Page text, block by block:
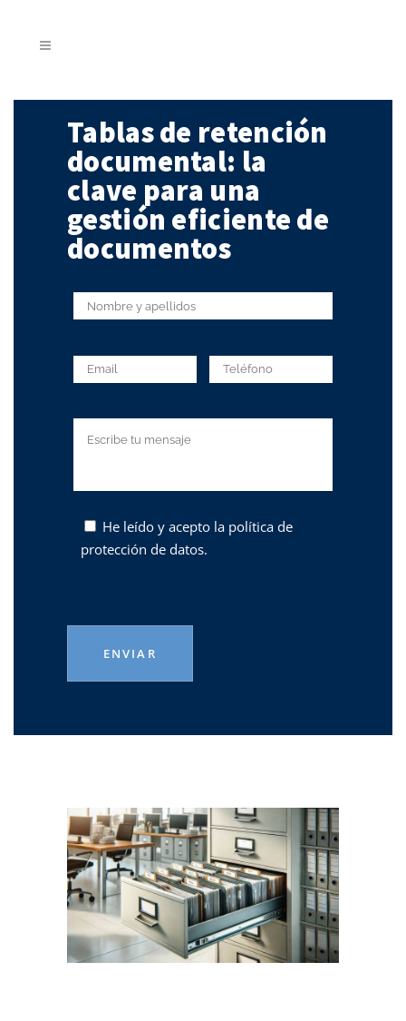
Tablas de retención
documental: la
clave para una
gestión eficiente de
documentos
He leído y acepto la política de
protección de datos.